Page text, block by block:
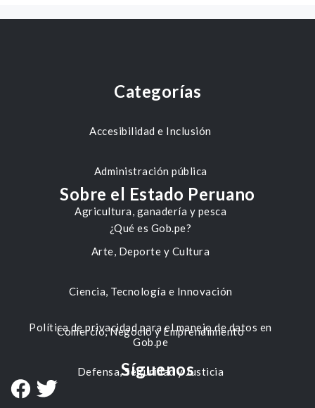
Categorías
Accesibilidad e Inclusión
Administración pública
Agricultura, ganadería y pesca
Arte, Deporte y Cultura
Ciencia, Tecnología e Innovación
Comercio, Negocio y Emprendimiento
Defensa, Seguridad y Justicia
Sobre el Estado Peruano
¿Qué es Gob.pe?
Política de privacidad para el manejo de datos en
Gob.pe
Síguenos